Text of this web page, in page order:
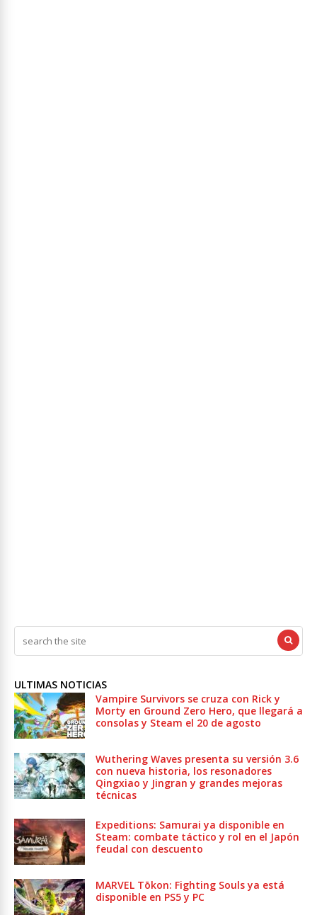
ULTIMAS NOTICIAS
Vampire Survivors se cruza con Rick y
Morty en Ground Zero Hero, que llegará a
consolas y Steam el 20 de agosto
Wuthering Waves presenta su versión 3.6
con nueva historia, los resonadores
Qingxiao y Jingran y grandes mejoras
técnicas
Expeditions: Samurai ya disponible en
Steam: combate táctico y rol en el Japón
feudal con descuento
MARVEL Tōkon: Fighting Souls ya está
disponible en PS5 y PC